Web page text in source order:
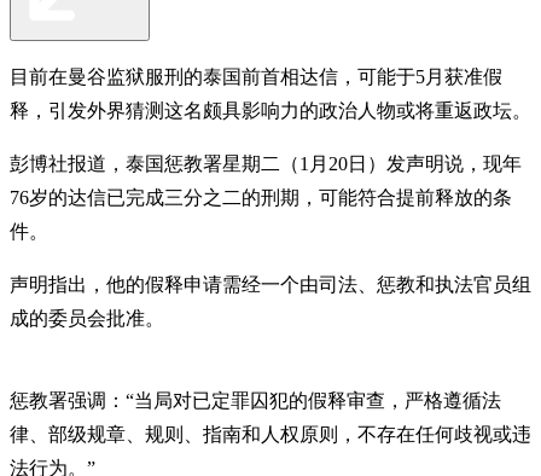
目前在曼谷监狱服刑的泰国前首相达信，可能于5月获准假
释，引发外界猜测这名颇具影响力的政治人物或将重返政坛。
彭博社报道，泰国惩教署星期二（1月20日）发声明说，现年
76岁的达信已完成三分之二的刑期，可能符合提前释放的条
件。
声明指出，他的假释申请需经一个由司法、惩教和执法官员组
成的委员会批准。
惩教署强调：“当局对已定罪囚犯的假释审查，严格遵循法
律、部级规章、规则、指南和人权原则，不存在任何歧视或违
法行为。”